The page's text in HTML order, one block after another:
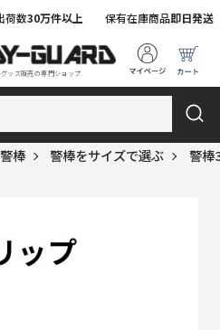
ッズ販売の専門ショップ
荷数30万件以上 保有在庫商品即日発送
棒 警棒をサイズで選ぶ 警棒